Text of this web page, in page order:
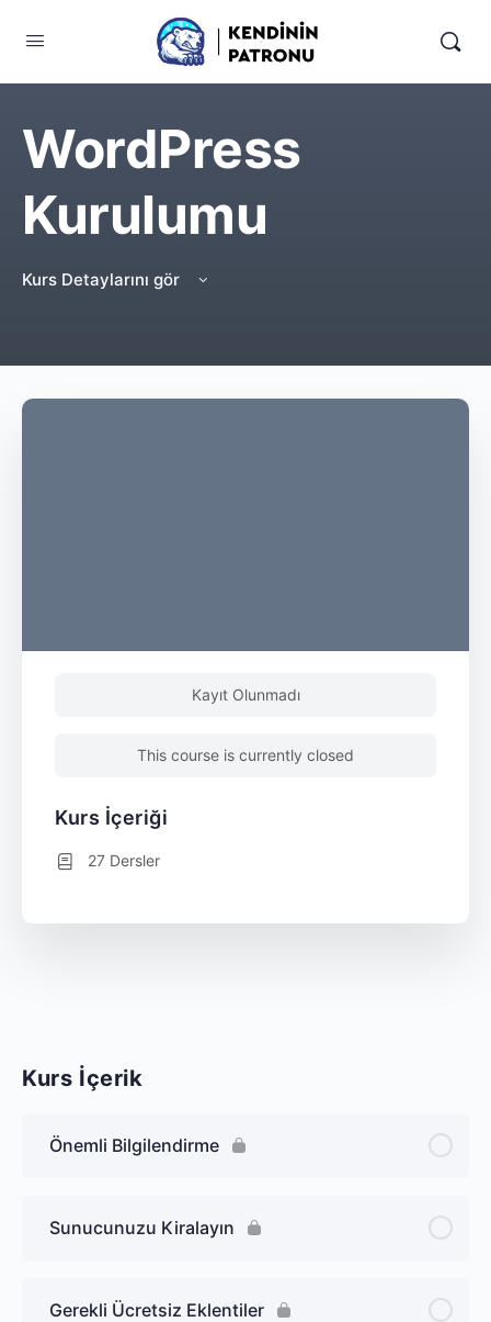
WordPress
Kurulumu
Kurs Detaylarını gör
Kurs İçerik
Önemli Bilgilendirme
Sunucunuzu Kiralayın
Gerekli Ücretsiz Eklentiler
Kayıt Olunmadı
This course is currently closed
Kurs İçeriği
27 Dersler